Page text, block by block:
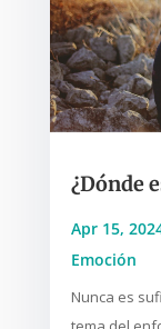
¿Dónde
Apr 15,
Emoción
Nunca es